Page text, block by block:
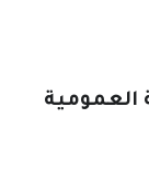
العمومية